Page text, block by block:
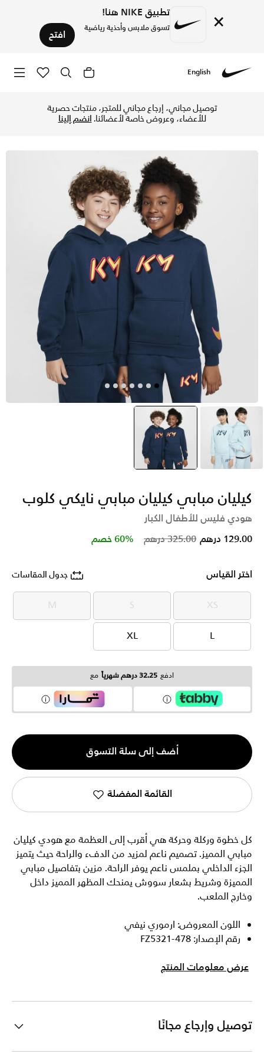
× تطبيق NIKE هنا!
تسوق ملابس وأحذية رياضية افتح
English
توصيل مجاني، إرجاع مجاني للمتجر، منتجات حصرية
للأعضاء، وعروض خاصة لأعضائنا.انضم إلينا
أزرق selected
أزرق
كيليان مبابي كيليان مبابي نايكي كلوب
هودي فليس للأطفال الكبار
Price reduced from
325.00 درهم to 129.00 درهم 60% خصم
اختر القياس جدول المقاسات
XS
XS
S
S
M
M
L
L
XL
XL
ادفع 32.25 درهم شهرياً مع
الكمية
1
أضف إلى سلة التسوق
القائمة المفضلة
كل خطوة وركلة وحركة هي أقرب إلى العظمة مع هودي كيليان
مبابي المميز. تصميم ناعم لمزيد من الدفء والراحة حيث يتميز
الجزء الداخلي بملمس ناعم يوفر الراحة. مزين بتفاصيل مبابي
المميزة وشريط بشعار سووش يمنحك المظهر المميز داخل
وخارج الملعب.
اللون المعروض: ارموري نيفي
رقم الإصدار: FZ5321-478
عرض معلومات المنتج
توصيل وإرجاع مجانًا